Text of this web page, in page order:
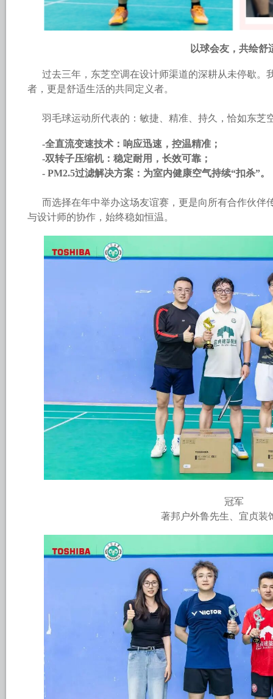
以球会友，共绘舒
过去三年，东芝空调在设计师渠道的深耕从未停歇。
者，更是舒适生活的共同定义者。
羽毛球运动所代表的：敏捷、精准、持久，恰如东
-全直流变速技术：响应迅速，控温精准；
-双转子压缩机：稳定耐用，长效可靠；
- PM2.5过滤解决方案：为室内健康空气持续“扣杀”。
而选择在年中举办这场友谊赛，更是向所有合作伙伴
与设计师的协作，始终稳如恒温。
冠军
著邦户外鲁先生、宜贞装